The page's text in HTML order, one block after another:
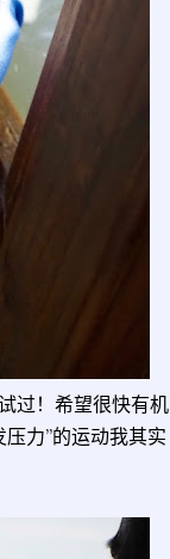
过！希望很快有机
力”的运动我其实